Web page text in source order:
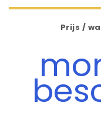
Prijs /